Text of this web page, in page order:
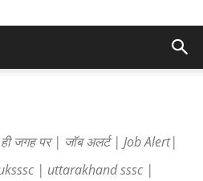
ही जगह पर | जॉब अलर्ट | Job Alert|
| uttarakhand sssc |